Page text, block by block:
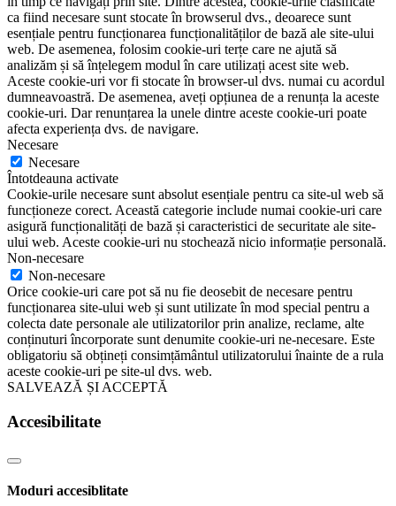
ca fiind necesare sunt stocate în browserul dvs., deoarece sunt
esențiale pentru funcționarea funcționalităților de bază ale site-ului
web. De asemenea, folosim cookie-uri terțe care ne ajută să
analizăm și să înțelegem modul în care utilizați acest site web.
Aceste cookie-uri vor fi stocate în browser-ul dvs. numai cu acordul
dumneavoastră. De asemenea, aveți opțiunea de a renunța la aceste
cookie-uri. Dar renunțarea la unele dintre aceste cookie-uri poate
afecta experiența dvs. de navigare.
Necesare
Necesare
Întotdeauna activate
Cookie-urile necesare sunt absolut esențiale pentru ca site-ul web să
funcționeze corect. Această categorie include numai cookie-uri care
asigură funcționalități de bază și caracteristici de securitate ale site-
ului web. Aceste cookie-uri nu stochează nicio informație personală.
Non-necesare
Non-necesare
Orice cookie-uri care pot să nu fie deosebit de necesare pentru
funcționarea site-ului web și sunt utilizate în mod special pentru a
colecta date personale ale utilizatorilor prin analize, reclame, alte
conținuturi încorporate sunt denumite cookie-uri ne-necesare. Este
obligatoriu să obțineți consimțământul utilizatorului înainte de a rula
aceste cookie-uri pe site-ul dvs. web.
SALVEAZĂ ȘI ACCEPTĂ
Accesibilitate
Moduri accesiblitate